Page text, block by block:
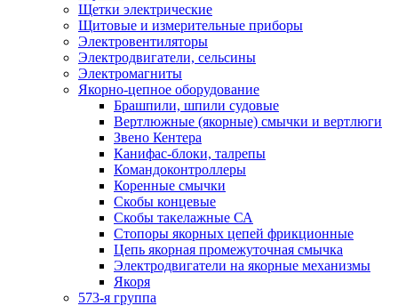
Щетки электрические
Щитовые и измерительные приборы
Электровентиляторы
Электродвигатели, сельсины
Электромагниты
Якорно-цепное оборудование
Брашпили, шпили судовые
Вертлюжные (якорные) смычки и вертлюги
Звено Кентера
Канифас-блоки, талрепы
Командоконтроллеры
Коренные смычки
Скобы концевые
Скобы такелажные СА
Стопоры якорных цепей фрикционные
Цепь якорная промежуточная смычка
Электродвигатели на якорные механизмы
Якоря
573-я группа